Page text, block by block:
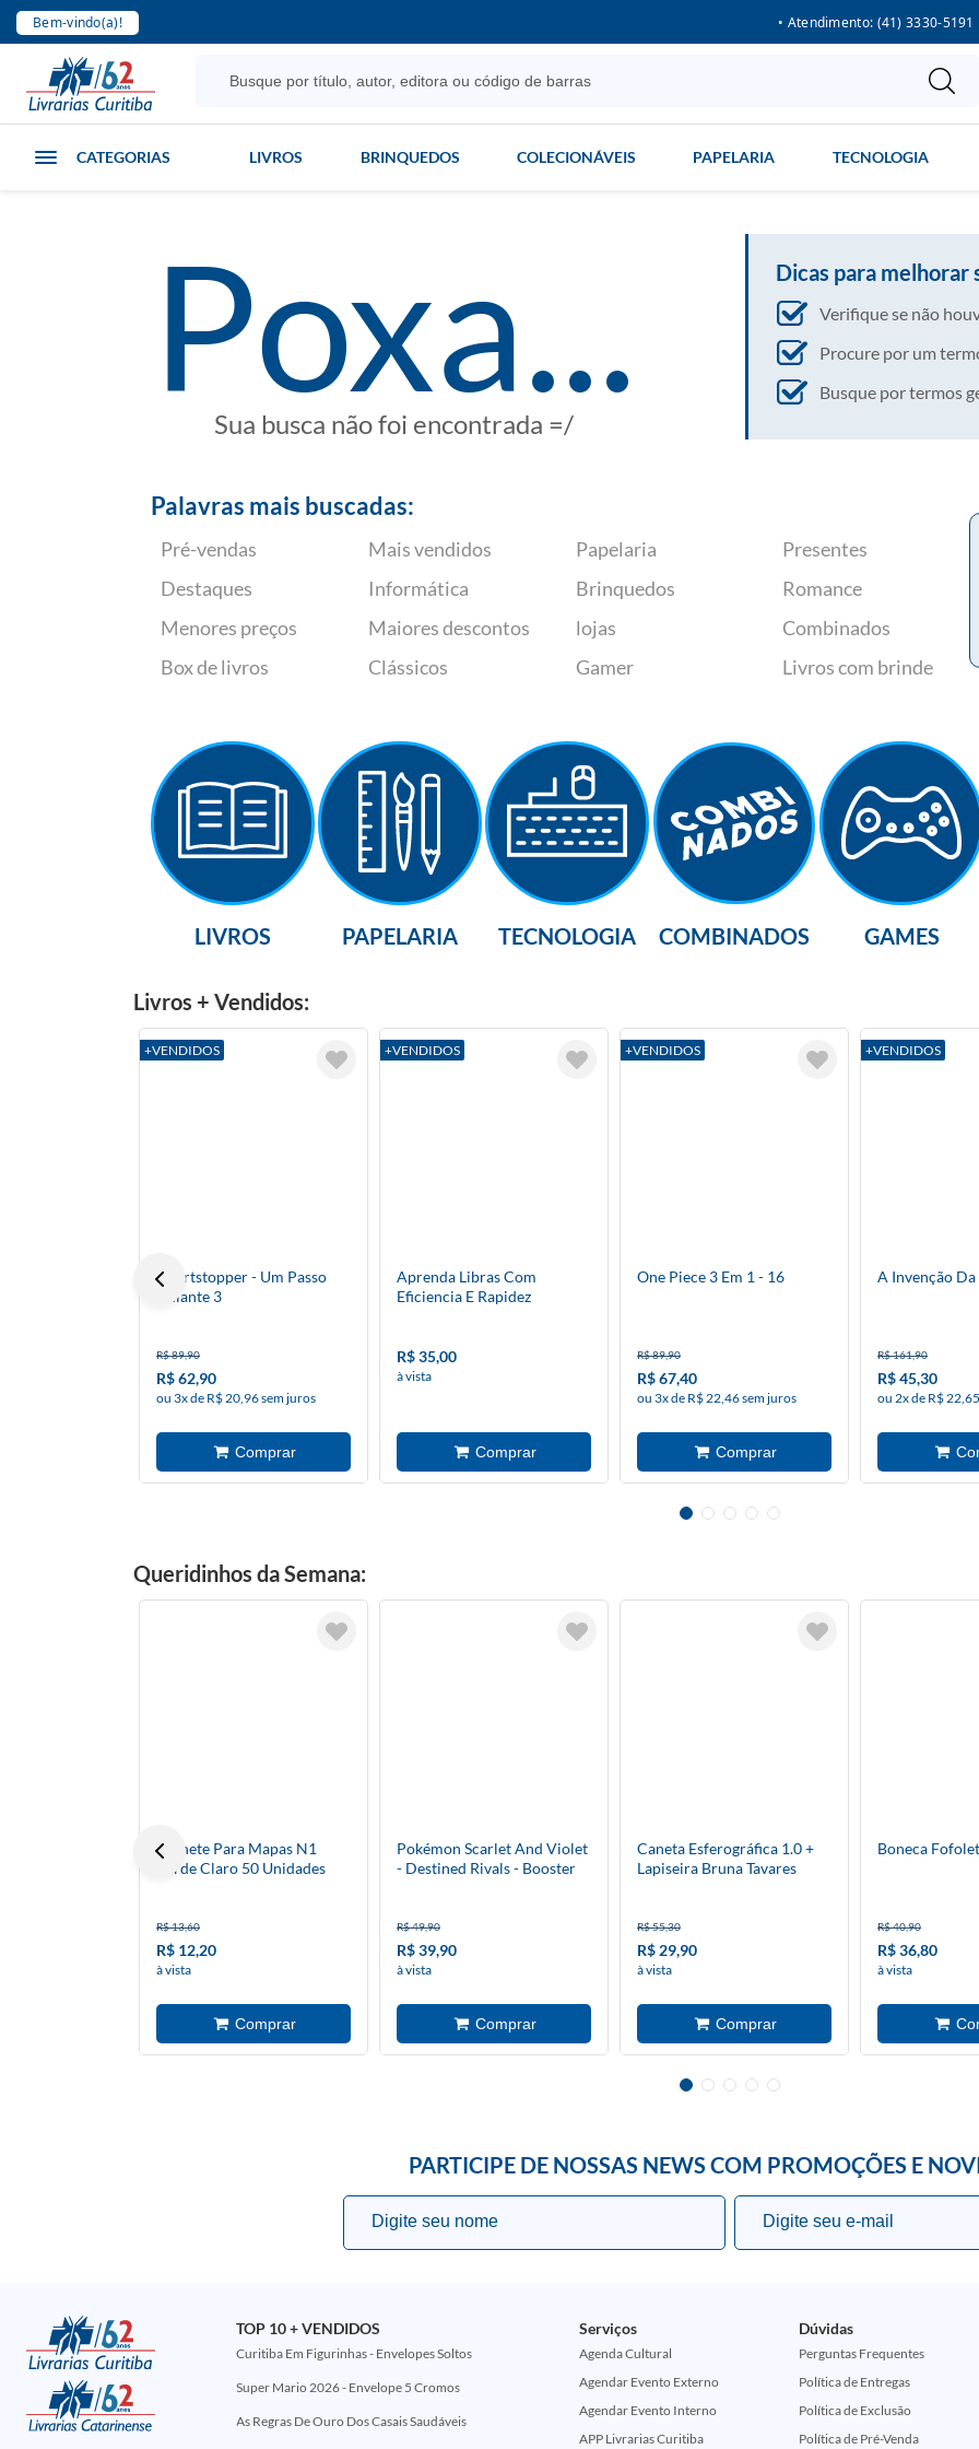
Bem-vindo(a)! • Atendimento: (41) 3330-5191
CATEGORIAS LIVROS BRINQUEDOS COLECIONÁVEIS PAPELARIA TECNOLOGIA
poxa...
Sua busca não foi encontrada =/
Dicas para melhorar
Verifique se não
Procure por um
Busque por termos
Palavras mais buscadas:
Pré-vendas
Destaques
Menores preços
Box de livros
Mais vendidos
Informática
Maiores descontos
Clássicos
Papelaria
Brinquedos
lojas
Gamer
Presentes
Romance
Combinados
Livros com brinde
LIVROS PAPELARIA TECNOLOGIA COMBINADOS GAMES
Livros + Vendidos:
+VENDIDOS
Heartstopper - Um Passo
Adiante 3
R$ 89,90
R$ 62,90
ou 3x de R$ 20,96 sem juros
+VENDIDOS
Aprenda Libras Com
Eficiencia E Rapidez
R$ 35,00
à vista
+VENDIDOS
One Piece 3 Em 1 - 16
R$ 89,90
R$ 67,40
ou 3x de R$ 22,46 sem juros
+VENDIDOS
A Invenção
R$ 161,90
R$ 45,30
ou 2x de R$
Queridinhos da Semana:
Alfinete Para Mapas N1
Verde Claro 50 Unidades
R$ 13,60
R$ 12,20
à vista
Pokémon Scarlet And Violet
- Destined Rivals - Booster
R$ 49,90
R$ 39,90
à vista
Caneta Esferográfica 1.0 +
Lapiseira Bruna Tavares
R$ 55,30
R$ 29,90
à vista
Boneca
R$ 40,90
R$ 36,80
à vista
PARTICIPE DE NOSSAS NEWS COM PROMOÇÕES E
TOP 10 + VENDIDOS
Curitiba Em Figurinhas - Envelopes Soltos
Super Mario 2026 - Envelope 5 Cromos
As Regras De Ouro Dos Casais Saudáveis
Serviços
Agenda Cultural
Agendar Evento Externo
Agendar Evento Interno
APP Livrarias Curitiba
Dúvidas
Perguntas Frequentes
Política de Entregas
Política de Exclusão
Política de Pré-Venda